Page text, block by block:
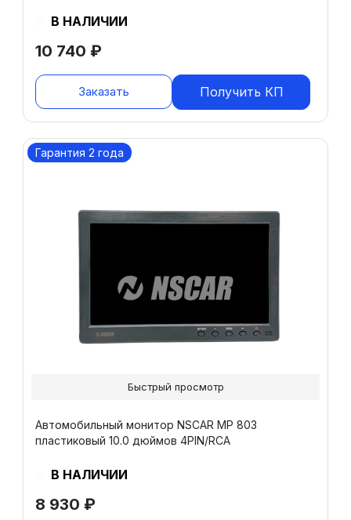
10 740 ₽
В НАЛИЧИИ
Заказать Получить КП
Гарантия 2 года
8 930 ₽
Автомобильный монитор NSCAR MP 803
пластиковый 10.0 дюймов 4PIN/RCA
В НАЛИЧИИ
Быстрый просмотр